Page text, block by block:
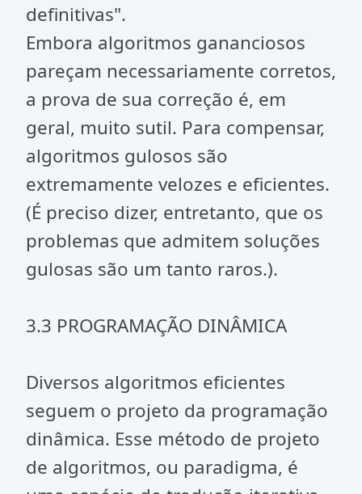
definitivas".
Embora algoritmos gananciosos
pareçam necessariamente corretos,
a prova de sua correção é, em
geral, muito sutil. Para compensar,
algoritmos gulosos são
extremamente velozes e eficientes.
(É preciso dizer, entretanto, que os
problemas que admitem soluções
gulosas são um tanto raros.).
3.3 PROGRAMAÇÃO DINÂMICA
Diversos algoritmos eficientes
seguem o projeto da programação
dinâmica. Esse método de projeto
de algoritmos, ou paradigma, é